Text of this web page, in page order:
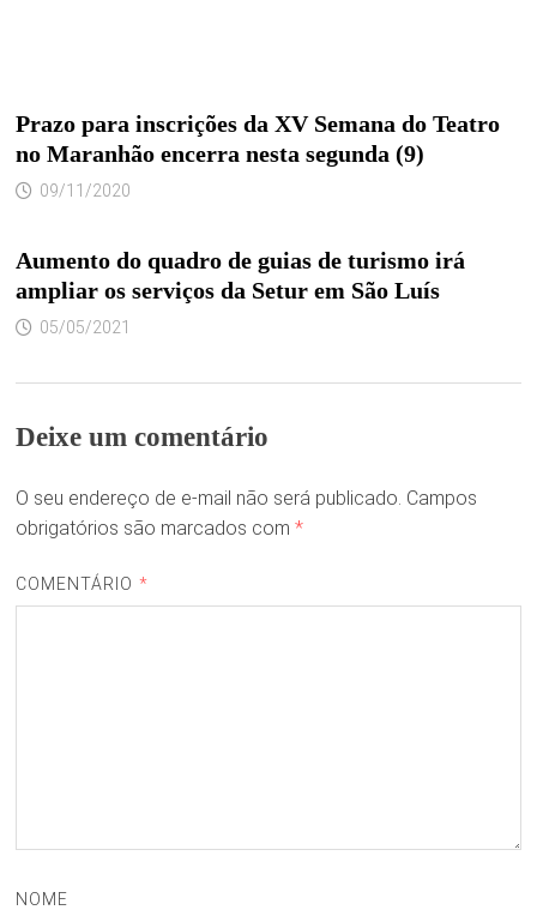
Prazo para inscrições da XV Semana do Teatro
no Maranhão encerra nesta segunda (9)
09/11/2020
Aumento do quadro de guias de turismo irá
ampliar os serviços da Setur em São Luís
05/05/2021
Deixe um comentário
O seu endereço de e-mail não será publicado. Campos
obrigatórios são marcados com *
COMENTÁRIO *
NOME